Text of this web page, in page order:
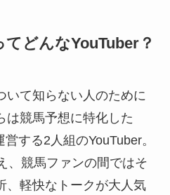
どんなYouTuber？
いて知らない人のために
は競馬予想に特化した
する2人組のYouTuber。
、競馬ファンの間ではそ
、軽快なトークが大人気